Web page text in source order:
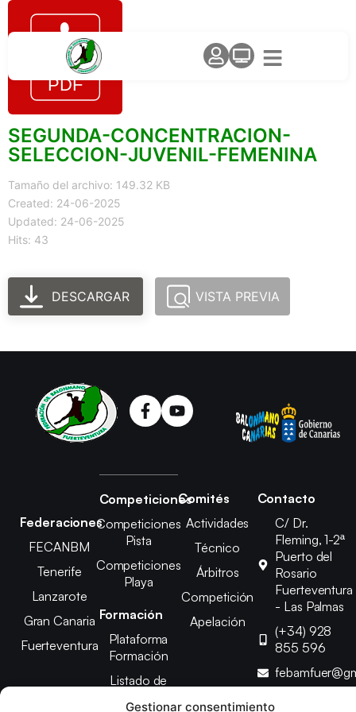
Gestionar consentimiento
SEGUNDA-CONCENTRACION-
SELECCION-JUVENIL-FEMENINA
Tamaño del archivo: 149.32 KB
Created: 24-06-2025
Updated: 24-06-2025
Hits: 43
DESCARGAR VISTA PREVIA
Federaciones
FECANBM
Tenerife
Lanzarote
Gran Canaria
Fuerteventura
Competiciones
Competiciones
Pista
Competiciones
Playa
Formación
Plataforma
Formación
Listado de
Comités
Actividades
Técnico
Árbitros
Competición
Apelación
Contacto
C/ Dr.
Fleming, 1-2ª
Puerto del
Rosario
Fuerteventura
- Las Palmas
(+34) 928
855 596